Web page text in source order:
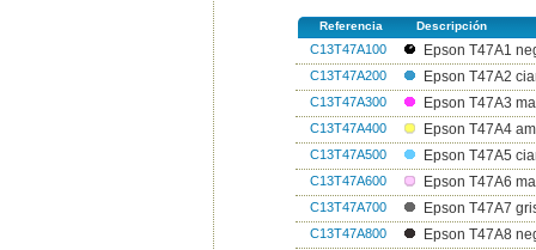
Referencia Descripción
C13T47A100 Epson T47A1
C13T47A200 Epson T47A2
C13T47A300 Epson T47A3
C13T47A400 Epson T47A4
C13T47A500 Epson T47A5
C13T47A600 Epson T47A6
C13T47A700 Epson T47A7
C13T47A800 Epson T47A8